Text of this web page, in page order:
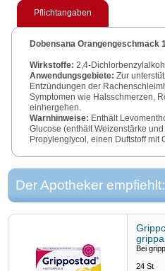
Pflichtangaben
Dobensana Orangengeschmack
Wirkstoffe: 2,4-
Anwendungsgebiete: Zur
Entzündungen der
Symptomen wie Halsschmerzen,
einhergehen.
Warnhinweise: Enthält
Glucose (enthält Weizenstärke
Propylenglycol, einen Duftstoff mit
Zu Risiken und Nebenwirkungen
und fragen Sie Ihre Ärztin, Ihren
DOBD0184
Reckitt Benckiser Deutschland
Der Apotheker empfiehlt:
Bei
24St